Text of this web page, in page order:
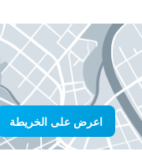
اعرض على الخريطة